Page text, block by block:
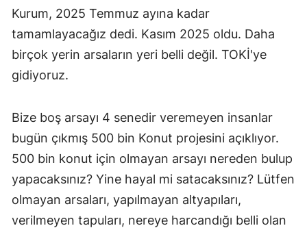
Kurum, 2025 Temmuz ayına kadar
tamamlayacağız dedi. Kasım 2025 oldu. Daha
birçok yerin arsaların yeri belli değil. TOKİ'ye
gidiyoruz.
Bize boş arsayı 4 senedir veremeyen insanlar
bugün çıkmış 500 bin Konut projesini açıklıyor.
500 bin konut için olmayan arsayı nereden bulup
yapacaksınız? Yine hayal mi satacaksınız? Lütfen
olmayan arsaları, yapılmayan altyapıları,
verilmeyen tapuları, nereye harcandığı belli olan